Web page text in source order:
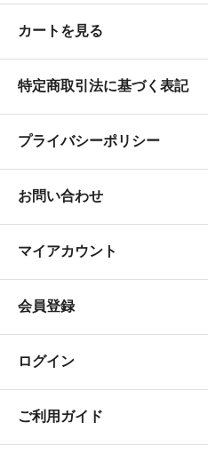
カートを見る
特定商取引法に基づく表記
プライバシーポリシー
お問い合わせ
マイアカウント
会員登録
ログイン
ご利用ガイド